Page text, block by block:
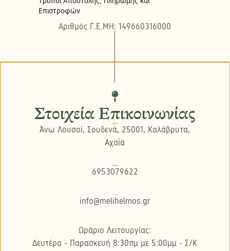
Επιστροφών
Αριθμός Γ.Ε.ΜΗ: 149660316000
Στοιχεία Επικοινωνίας
Άνω Λουσοί, Σουδενά, 25001, Καλάβρυτα,
Αχαΐα
6953079622
info@melihelmos.gr
Ωράριο Λειτουργίας:
Δευτέρα - Παρασκευή 8:30πμ με 5:00μμ - Σ/K